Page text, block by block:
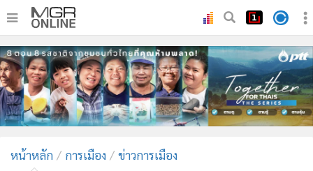
• หน้าหลัก
• ทันเหตุการณ์
• ภาคใต้
• ภูมิภาค
• บันเทิง
หน้าหลัก การเมือง ข่าวการเมือง